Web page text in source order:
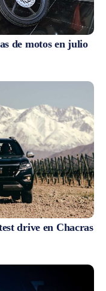
de motos en julio
drive en Chacras